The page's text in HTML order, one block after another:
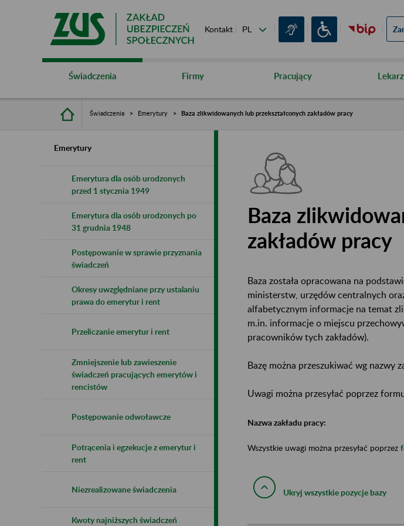
Kontakt
Świadczenia Firmy Pracujący
Świadczenia Emerytury Baza zlikwidowanych lub przekształconych zakładów pracy
Emerytury
Emerytura dla osób urodzonych
przed 1 stycznia 1949
Emerytura dla osób urodzonych po
31 grudnia 1948
Postępowanie w sprawie przyznania
świadczeń
Okresy uwzględniane przy ustalaniu
prawa do emerytur i rent
Przeliczanie emerytur i rent
Zmniejszenie lub zawieszenie
świadczeń pracujących emerytów i
rencistów
Postępowanie odwoławcze
Potrącenia i egzekucje z emerytur i
rent
Niezrealizowane świadczenia
Kwoty najniższych świadczeń
Baza
zakładów pracy
Baza została opracowana na
ministerstw, urzędów centralnych
alfabetycznym informacje na temat
m.in. informacje o miejscu
pracowników tych zakładów).
Bazę można przeszukiwać wg nazwy
Uwagi można przesyłać poprzez
Nazwa zakładu pracy:
Wszystkie uwagi można przesyłać poprzez
Ukryj wszystkie pozycje bazy